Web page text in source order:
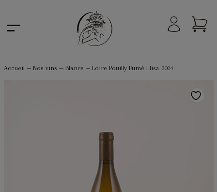
Accueil— Nos vins — Blancs — Loire Pouilly Fumé Elisa 2024